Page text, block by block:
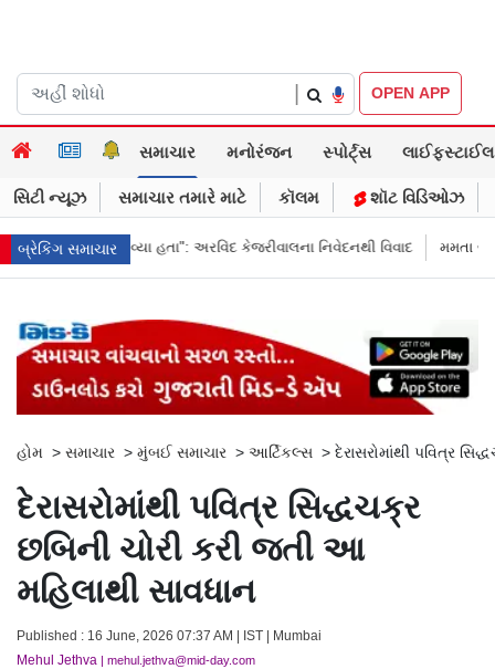
OPEN APP
સમાચાર મનોરંજન સ્પોર્ટ્સ લાઈફસ્ટાઈલ
સિટી ન્યૂઝ સમાચાર તમારે માટે કૉલમ શૉટ વિડિઓઝ
બ્રેકિંગ સમાચાર
કેજરીવાલના નિવેદનથી વિવાદ મમતા બેનર્જીના કાફલા પર હુલમો, ભીડે
હોમ > સમાચાર > મુંબઈ સમાચાર > આર્ટિકલ્સ > દેરાસરોમાંથી પવિત્ર
દેરાસરોમાંથી પવિત્ર સિદ્ધચક્ર
છબિની ચોરી કરી જતી આ
મહિલાથી સાવધાન
Published : 16 June, 2026 07:37 AM | IST | Mumbai
Mehul Jethva | mehul.jethva@mid-day.com